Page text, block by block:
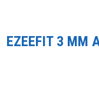
EZEEFIT 3 MM